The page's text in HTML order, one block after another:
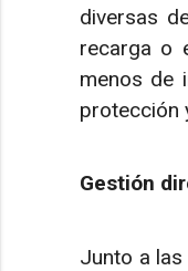
diversas
recarga o
menos de
protección
Gestión
Junto a